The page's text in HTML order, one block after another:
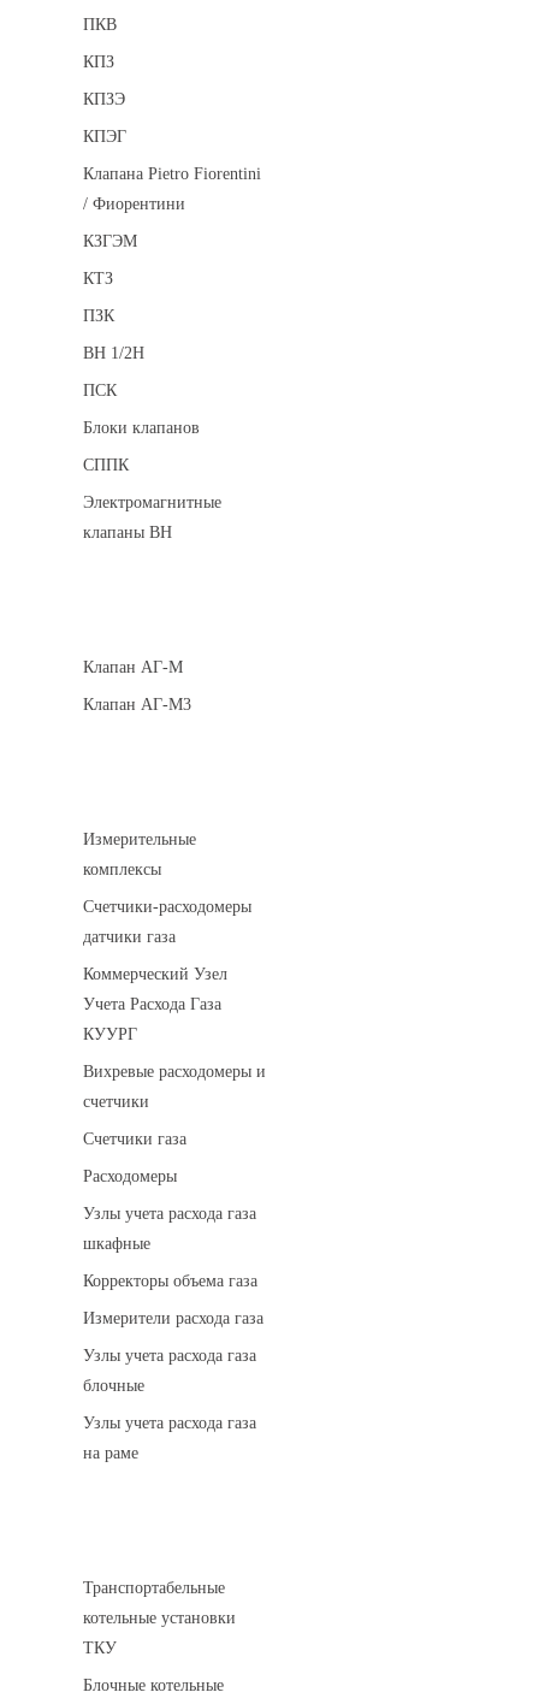
ПКВ
КПЗ
КПЗЭ
КПЭГ
Клапана Pietro Fiorentini
/ Фиорентини
КЗГЭМ
КТЗ
ПЗК
ВН 1/2Н
ПСК
Блоки клапанов
СППК
Электромагнитные
клапаны ВН
Клапан АГ-М
Клапан АГ-М3
Измерительные
комплексы
Счетчики-расходомеры
датчики газа
Коммерческий Узел
Учета Расхода Газа
КУУРГ
Вихревые расходомеры и
счетчики
Счетчики газа
Расходомеры
Узлы учета расхода газа
шкафные
Корректоры объема газа
Измерители расхода газа
Узлы учета расхода газа
блочные
Узлы учета расхода газа
на раме
Транспортабельные
котельные установки
ТКУ
Блочные котельные